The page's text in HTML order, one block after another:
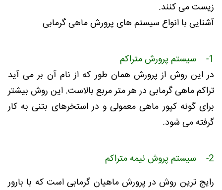
زیست می کنند.
آشنایی با انواع سیستم های پرورش ماهی گرمابی
1- سیستم پرورش متراکم
در این روش از پرورش همان طور که از نام آن بر می آید
تراکم ماهی گرمابی در هر متر مربع بالاست. این روش بیشتر
برای گونه کپور ماهی معمولی و در استخرهای بتنی به کار
گرفته می شود.
2- سیستم پروش نیمه متراکم
رایج ترین روش در پرورش ماهیان گرمابی است که با بارور